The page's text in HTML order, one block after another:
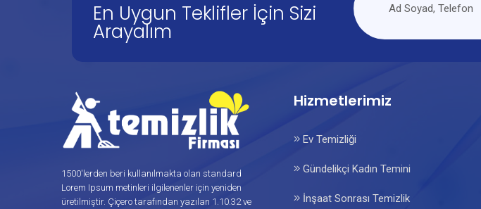
En Uygun Teklifler İçin Sizi
Arayalım
1500'lerden beri kullanılmakta olan standard
Lorem Ipsum metinleri ilgilenenler için yeniden
üretilmiştir. Çiçero tarafından yazılan 1.10.32 ve
Hizmetlerimiz
Ev Temizliği
Gündelikçi Kadın Temini
İnşaat Sonrası Temizlik